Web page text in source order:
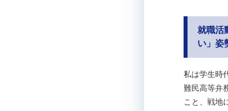
就職活
い」姿
私は学生時
難民高等弁
こと、戦地